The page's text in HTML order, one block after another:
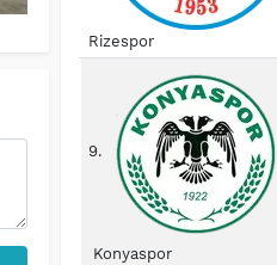
Rizespor
9.
Konyaspor